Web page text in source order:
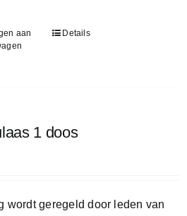
aan
Details
1 doos
wordt geregeld door leden van